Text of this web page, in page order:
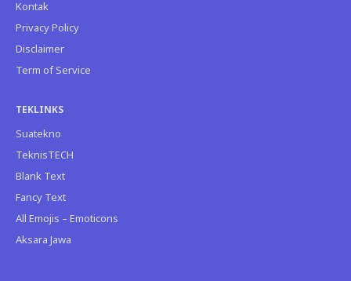
Kontak
Privacy Policy
Disclaimer
Term of Service
TEKLINKS
Suatekno
TeknisTECH
Blank Text
Fancy Text
All Emojis – Emoticons
Aksara Jawa